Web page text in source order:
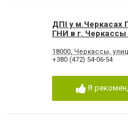
ДПІ у м.Черкасах
ГНИ в г. Черкассы
18000, Черкассы,
+380 (472) 54-06-54
Я